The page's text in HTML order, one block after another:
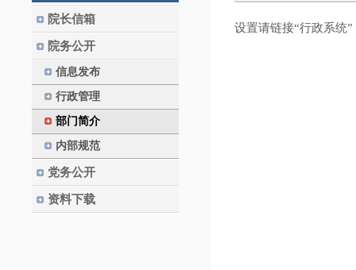
院长信箱
院务公开
信息发布
行政管理
部门简介
内部规范
党务公开
资料下载
设置请链接“行政系统”